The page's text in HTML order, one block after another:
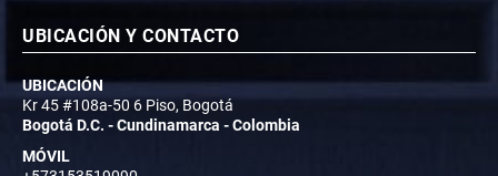
UBICACIÓN Y CONTACTO
UBICACIÓN
Kr 45 #108a-50 6 Piso, Bogotá
Bogotá D.C. - Cundinamarca - Colombia
MÓVIL